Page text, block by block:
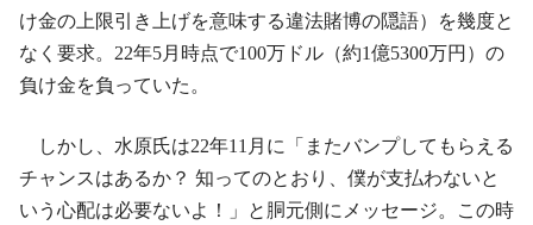
け金の上限引き上げを意味する違法賭博の隠語）を幾度と
なく要求。22年5月時点で100万ドル（約1億5300万円）の
負け金を負っていた。
しかし、水原氏は22年11月に「またバンプしてもらえる
チャンスはあるか？ 知ってのとおり、僕が支払わないと
いう心配は必要ないよ！」と胴元側にメッセージ。この時